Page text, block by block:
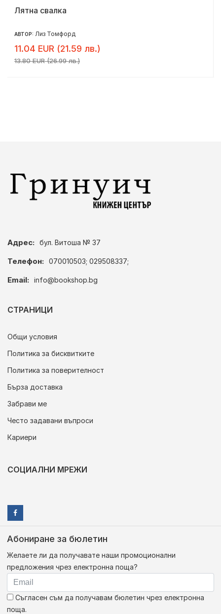
Лятна свалка
АВТОР: Лиз Томфорд
11.04 EUR (21.59 лв.)
13.80 EUR (26.99 лв.)
Адрес: бул. Витоша № 37
Телефон: 070010503; 029508337;
Email: info@bookshop.bg
СТРАНИЦИ
Общи условия
Политика за бисквитките
Политика за поверителност
Бърза доставка
Забрави ме
Често задавани въпроси
Кариери
СОЦИАЛНИ МРЕЖИ
Абониране за бюлетин
Желаете ли да получавате наши промоционални
предложения чрез електронна поща?
Съгласен съм да получавам бюлетин чрез електронна
поща.